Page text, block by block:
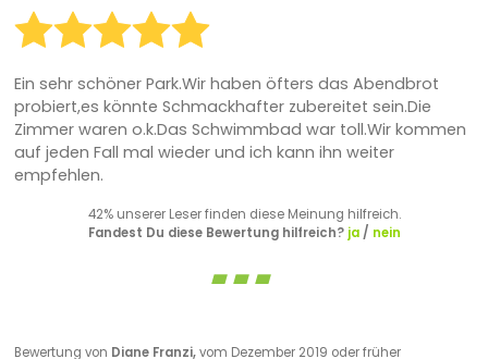
Ein sehr schöner Park.Wir haben öfters das Abendbrot
probiert,es könnte Schmackhafter zubereitet sein.Die
Zimmer waren o.k.Das Schwimmbad war toll.Wir kommen
auf jeden Fall mal wieder und ich kann ihn weiter
empfehlen.
42% unserer Leser finden diese Meinung hilfreich.
Fandest Du diese Bewertung hilfreich? ja/ nein
Bewertung von Diane Franzi,vom Dezember 2019 oder früher